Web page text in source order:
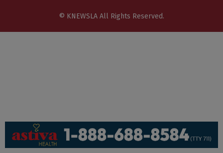
© KNEWSLA All Rights Reserved.